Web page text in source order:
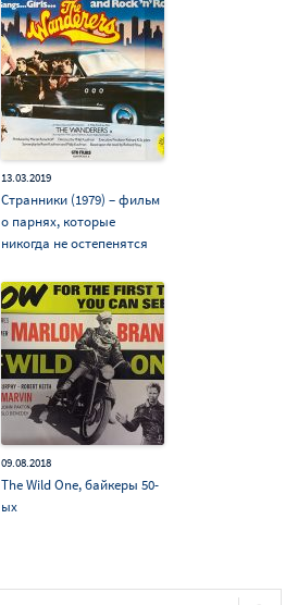
13.03.2019
Странники (1979) – фильм
о парнях, которые
никогда не остепенятся
09.08.2018
The Wild One, байкеры 50-
ых